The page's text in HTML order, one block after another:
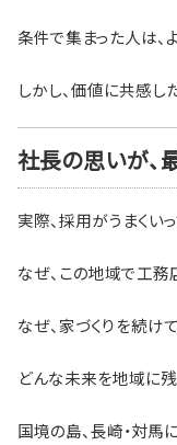
条件で集まった人は、
しかし、価値に共感し
社長の思いが、
実際、採用がうまくい
なぜ、この地域で工務
なぜ、家づくりを続け
どんな未来を地域に残
国境の島、長崎・対馬